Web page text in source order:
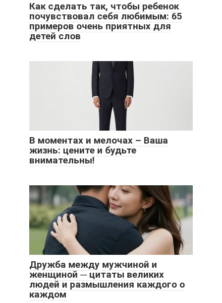
Как сделать так, чтобы ребенок
почувствовал себя любимым: 65
примеров очень приятных для
детей слов
В моментах и мелочах – Ваша
жизнь: цените и будьте
внимательны!
Дружба между мужчиной и
женщиной ─ цитаты великих
людей и размышления каждого о
каждом